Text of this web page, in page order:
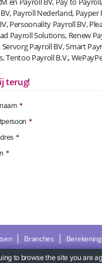
Payroll Nederland,
Persoonality Payroll BV,
Payroll Solutions, Renew
Servorg Payroll BV, Smart
Tentoo Payroll B.V.,
terug!
*
*
*
*
Branches Berekening
to browse the site you are